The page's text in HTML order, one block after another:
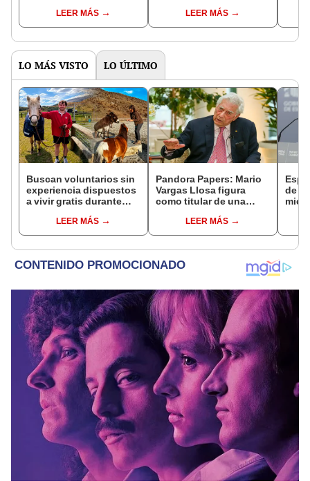
LEER MÁS
a este grupo de
extranjeros
LEER MÁS
asno
LO MÁS VISTO LO ÚLTIMO
Buscan voluntarios sin
experiencia dispuestos
a vivir gratis durante
cuidar caballos, burros
y otros animales
LEER MÁS
Pandora Papers: Mario
Vargas Llosa figura
como titular de una
LEER MÁS
de